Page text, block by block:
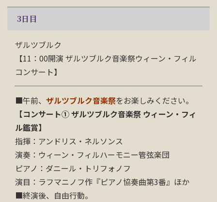
3日目
ザルツブルク
【11：00開演 ザルツブルク音楽祭ウィーン・フィル
コンサート】
■午前、 ザルツブルク音楽祭をお楽しみください。
【コンサート① ザルツブルク音楽祭 ウィーン・フィ
ル鑑賞】
指揮：アンドリス・ネルソンス
演奏：ウィーン・フィルハーモニー管弦楽団
ピアノ：ダニール・トリフォノフ
演目：ラフマニノフ作『ピアノ協奏曲第3番』ほか
■終演後、自由行動。